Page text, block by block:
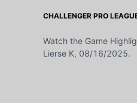
CHALLENGER PRO
Watch the Game
Lierse K, 08/16/2025.